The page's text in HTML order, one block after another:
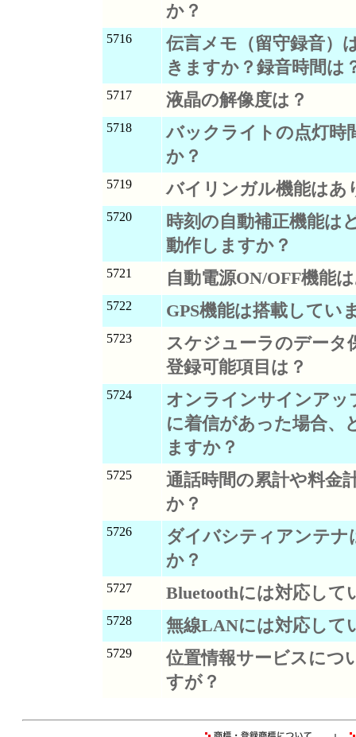
か？
5716
伝言メモ（留守録音）
きますか？録音時間は
5717 液晶の解像度は？
5718
バックライトの点灯時
か？
5719 バイリンガル機能はあ
5720
時刻の自動補正機能は
動作しますか？
5721 自動電源ON/OFF機能
5722 GPS機能は搭載してい
5723
スケジューラのデータ
登録可能項目は？
5724
オンラインサインアッ
に着信があった場合、
ますか？
5725
通話時間の累計や料金
か？
5726
ダイバシティアンテナ
か？
5727 Bluetoothには対応して
5728 無線LANには対応して
5729
位置情報サービスにつ
すが？